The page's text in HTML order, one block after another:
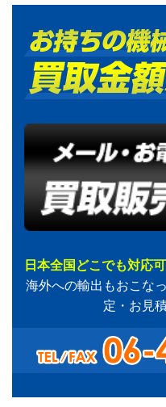
日本全国どこでも対応
海外への輸出もおこな
定・お見